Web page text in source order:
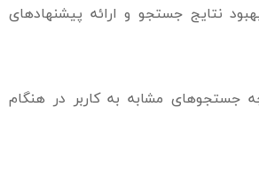
نتایج جستجو و ارائه پیشنهاد‌های
جستجوهای مشابه به کاربر در هنگام